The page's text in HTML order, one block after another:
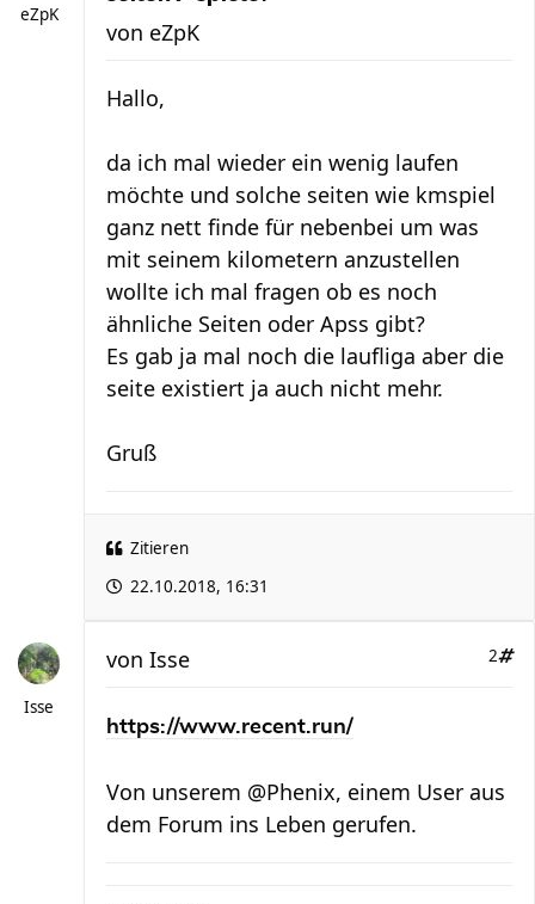
eZpK
von eZpK
Hallo,
da ich mal wieder ein wenig laufen
möchte und solche seiten wie kmspiel
ganz nett finde für nebenbei um was
mit seinem kilometern anzustellen
wollte ich mal fragen ob es noch
ähnliche Seiten oder Apss gibt?
Es gab ja mal noch die laufliga aber die
seite existiert ja auch nicht mehr.
Gruß
Zitieren
22.10.2018, 16:31
Isse
2
von Isse
https://www.recent.run/
Von unserem @Phenix, einem User aus
dem Forum ins Leben gerufen.